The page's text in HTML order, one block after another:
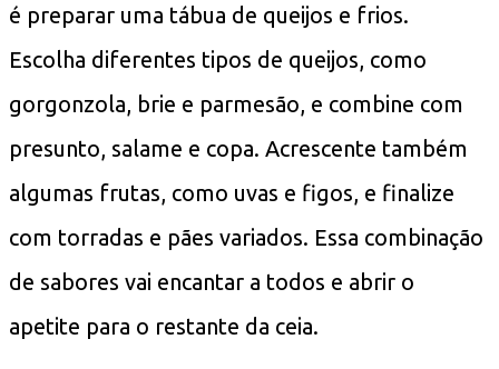
é preparar uma tábua de queijos e frios.
Escolha diferentes tipos de queijos, como
gorgonzola, brie e parmesão, e combine com
presunto, salame e copa. Acrescente também
algumas frutas, como uvas e figos, e finalize
com torradas e pães variados. Essa combinação
de sabores vai encantar a todos e abrir o
apetite para o restante da ceia.